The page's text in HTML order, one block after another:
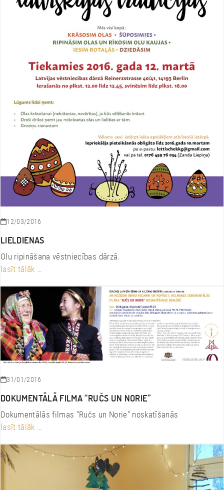
12/03/2016
LIELDIENAS
Olu ripināšana vēstniecības dārzā.
lasīt tālāk …
31/01/2016
DOKUMENTĀLĀ FILMA “RUČS UN NORIE”
Dokumentālās filmas "Ručs un Norie" noskatīšanās
lasīt tālāk …